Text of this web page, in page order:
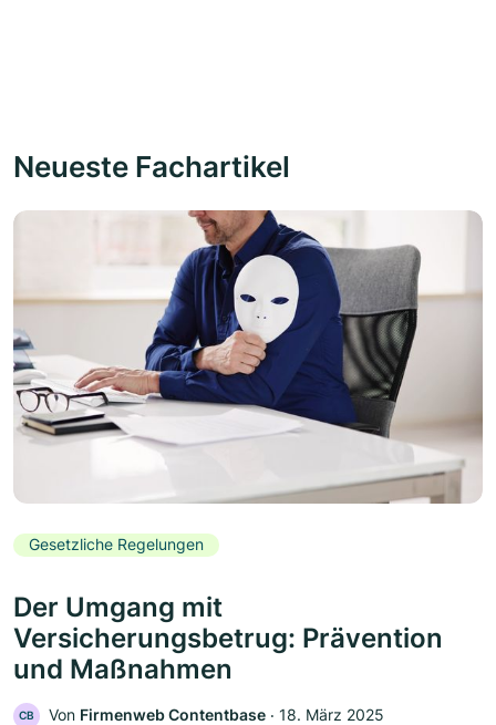
Neueste Fachartikel
Gesetzliche Regelungen
Der Umgang mit
Versicherungsbetrug: Prävention
und Maßnahmen
CB Von Firmenweb Contentbase ‧ 18. März 2025